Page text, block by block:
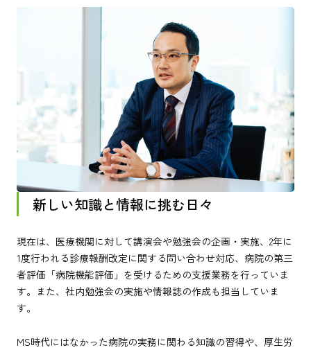
新しい知識と情報に挑む日々
現在は、医療機関に対して講演会や勉強会の企画・実施、2年に
1度行われる診療報酬改定に関する問い合わせ対応、病院の第三
者評価「病院機能評価」を受けるための支援業務を行っていま
す。また、社内勉強会の実施や情報誌の作成も担当していま
す。
MS時代にはなかった病院の実務に関わる知識の習得や、厚生労